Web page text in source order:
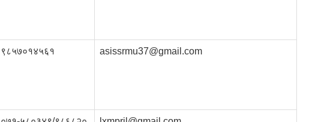
९८५७०१४५६१ asissrmu37@gmail.com